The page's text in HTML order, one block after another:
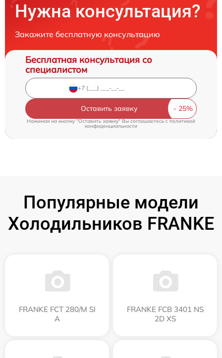
Нужна консультация?
Закажите бесплатную консультацию
Бесплатная консультация со
специалистом
Оставить заявку
Нажимая на кнопку "Оставить заявку" Вы соглашаетесь cполитикой
конфиденциальности
Популярные модели
Холодильников FRANKE
FRANKE FCT 280/M SI
A
FRANKE FCB 3401 NS
2D XS